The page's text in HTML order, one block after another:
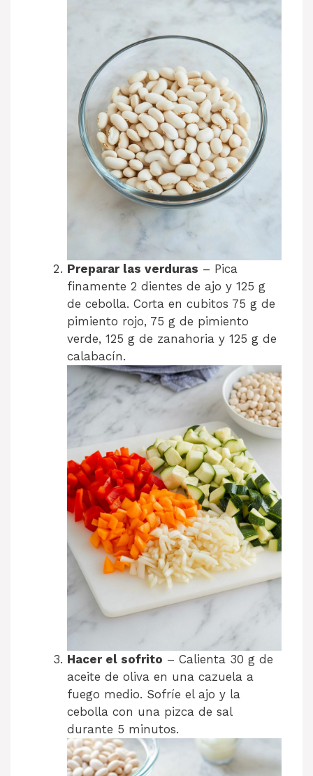
Preparar las verduras – Pica
finamente 2 dientes de ajo y 125 g
de cebolla. Corta en cubitos 75 g de
pimiento rojo, 75 g de pimiento
verde, 125 g de zanahoria y 125 g de
calabacín.
Hacer el sofrito – Calienta 30 g de
aceite de oliva en una cazuela a
fuego medio. Sofríe el ajo y la
cebolla con una pizca de sal
durante 5 minutos.